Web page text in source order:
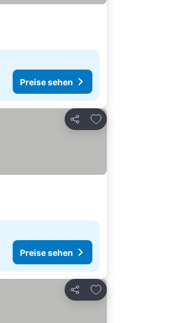
Preise sehen
Teilen
Zu Favoriten
Preise sehen
Teilen
Zu Favoriten